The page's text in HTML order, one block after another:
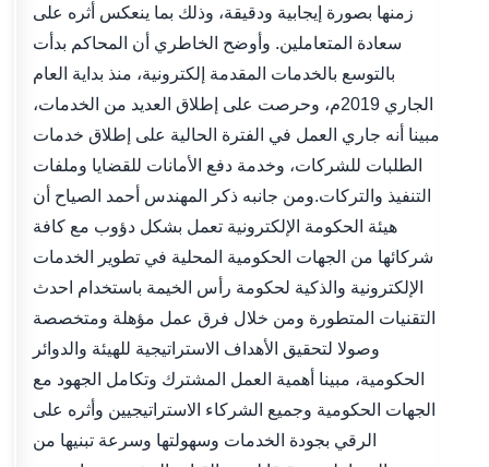
زمنها بصورة إيجابية ودقيقة، وذلك بما ينعكس أثره على
سعادة المتعاملين. وأوضح الخاطري أن المحاكم بدأت
بالتوسع بالخدمات المقدمة إلكترونية، منذ بداية العام
الجاري 2019م، وحرصت على إطلاق العديد من الخدمات،
مبينا أنه جاري العمل في الفترة الحالية على إطلاق خدمات
الطلبات للشركات، وخدمة دفع الأمانات للقضايا وملفات
التنفيذ والتركات.ومن جانبه ذكر المهندس أحمد الصياح أن
هيئة الحكومة الإلكترونية تعمل بشكل دؤوب مع كافة
شركائها من الجهات الحكومية المحلية في تطوير الخدمات
الإلكترونية والذكية لحكومة رأس الخيمة باستخدام احدث
التقنيات المتطورة ومن خلال فرق عمل مؤهلة ومتخصصة
وصولا لتحقيق الأهداف الاستراتيجية للهيئة والدوائر
الحكومية، مبينا أهمية العمل المشترك وتكامل الجهود مع
الجهات الحكومية وجميع الشركاء الاستراتيجيين وأثره على
الرقي بجودة الخدمات وسهولتها وسرعة تبنيها من